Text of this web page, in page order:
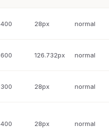
400 28px normal
600 126.732px normal
300 28px normal
400 28px normal